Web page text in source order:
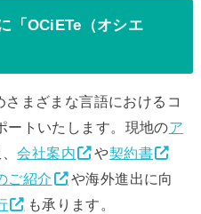
「OCiETe（オシエ
さまざまな言語におけるコ
ートいたします。現地のア
会社案内 や契約書
ご紹介
や海外進出に向
も承ります。